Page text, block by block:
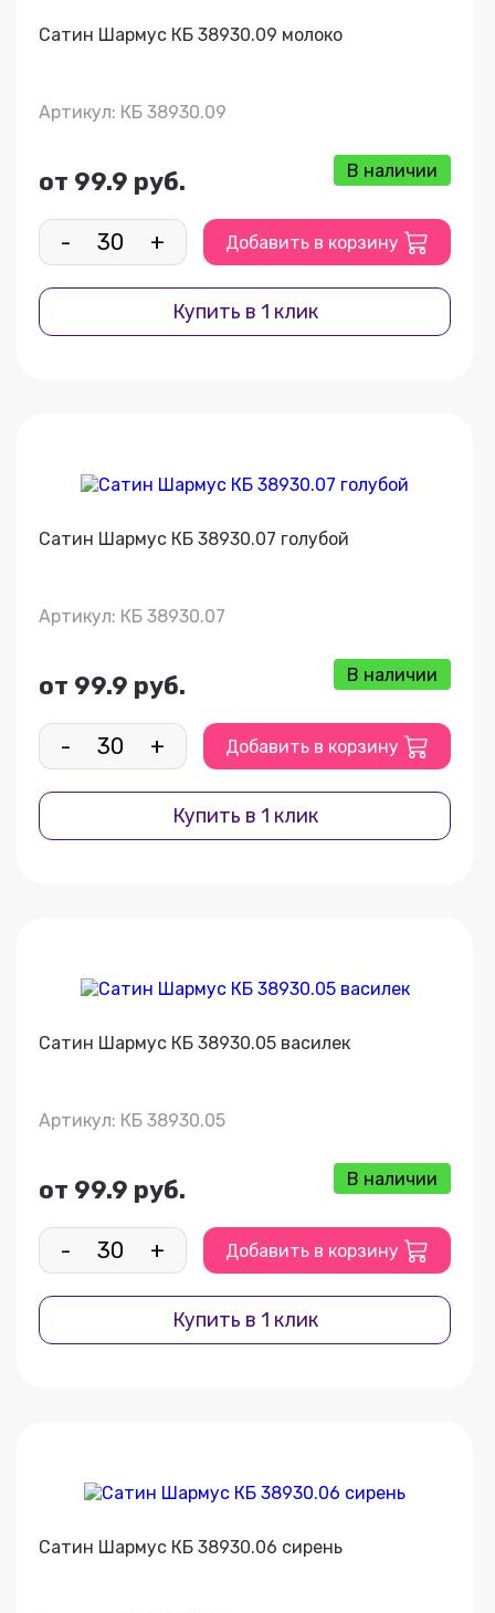
Сатин Шармус КБ 38930.09 молоко
Артикул: КБ 38930.09
от 99.9 руб. В наличии
- + Добавить в корзину
Купить в 1 клик
Сатин Шармус КБ 38930.07 голубой
Артикул: КБ 38930.07
от 99.9 руб. В наличии
- + Добавить в корзину
Купить в 1 клик
Сатин Шармус КБ 38930.05 василек
Артикул: КБ 38930.05
от 99.9 руб. В наличии
- + Добавить в корзину
Купить в 1 клик
Сатин Шармус КБ 38930.06 сирень